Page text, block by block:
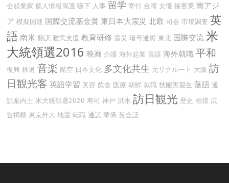
会起業家 個人情報保護 嚥下 人事 留学 寄付 台湾 女優 接客業 南アジ
ア 模擬国連 国際交流基金賞 東日本大震災 北欧 司会 市場調査 英
語 南米 翻訳 難民支援 教育研修 震災 暗号通貨 東北 国際交流 米
大統領選2016 映画 介護 海外起業 言語 海外就職 平和
復興 鉄道 音楽 航空 日本文化 多文化共生 元リクルート 大阪 訪
日観光客 英語学習 美容 飲食 医療 朝鮮 就職 技能実習生 落語 通
訳案内士 米大統領選2020 寿司 神戸 洪水 訪日観光 歴史 相撲 広
告掲載 東京外大 地震 転職 通訳 華僑 英会話